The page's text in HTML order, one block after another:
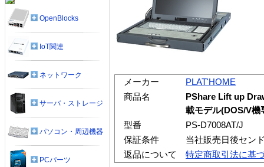
メーカー
PLAT'HOME
商品名
PShare Lift up
載モデル(DOS/V機
型番
PS-D7008AT/J
保証条件
当社販売日後セン
返品について
特定商取引法に基
OpenBlocks
IoT関連
ネットワーク
サーバ・ストレージ
パソコン・周辺機器
PCパーツ